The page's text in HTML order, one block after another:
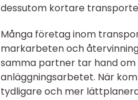
dessutom kortare
Många företag inom
markarbeten och
samma partner tar hand
anläggningsarbetet. När
tydligare och mer